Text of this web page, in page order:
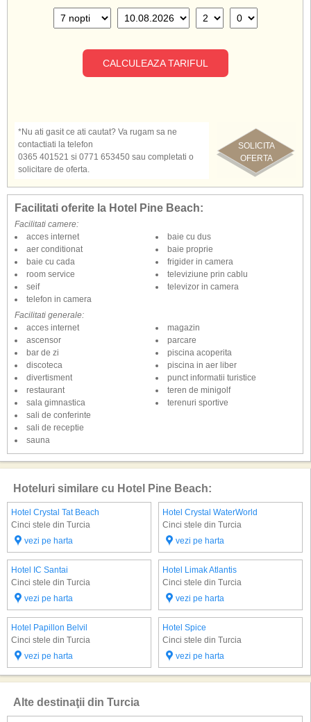
CALCULEAZA TARIFUL
SOLICITA
OFERTA
*Nu ati gasit ce ati cautat? Va rugam sa ne
contactiati la telefon
0365 401521 si 0771 653450 sau completati o
solicitare de oferta.
Facilitati oferite la Hotel Pine Beach:
Facilitati camere:
acces internet
aer conditionat
baie cu cada
baie cu dus
baie proprie
frigider in camera
room service
seif
telefon in camera
televiziune prin cablu
televizor in camera
Facilitati generale:
acces internet
ascensor
bar de zi
discoteca
divertisment
magazin
parcare
piscina acoperita
piscina in aer liber
punct informatii turistice
restaurant
sala gimnastica
sali de conferinte
sali de receptie
sauna
teren de minigolf
terenuri sportive
Hoteluri similare cu Hotel Pine Beach:
Hotel Crystal Tat Beach
Cinci stele din Turcia
vezi pe harta
Hotel Crystal WaterWorld
Cinci stele din Turcia
vezi pe harta
Hotel IC Santai
Cinci stele din Turcia
vezi pe harta
Hotel Limak Atlantis
Cinci stele din Turcia
vezi pe harta
Hotel Papillon Belvil
Cinci stele din Turcia
vezi pe harta
Hotel Spice
Cinci stele din Turcia
vezi pe harta
Alte destinaţii din Turcia